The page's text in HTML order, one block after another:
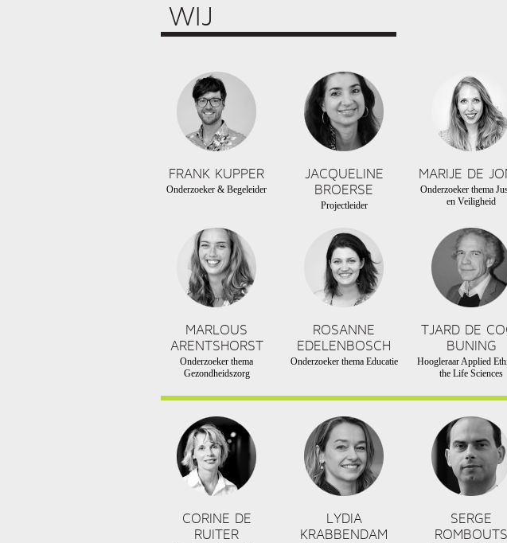
WIJ
FRANK KUPPER
Onderzoeker & Begeleider
JACQUELINE
BROERSE
Projectleider
MARIJE DE
Onderzoeker thema
en Veiligheid
MARLOUS
ARENTSHORST
Onderzoeker thema
Gezondheidszorg
ROSANNE
EDELENBOSCH
Onderzoeker thema Educatie
TJARD DE
BUNING
Hoogleraar Applied
the Life Sciences
CORINE DE
RUITER
LYDIA
KRABBENDAM
SERGE
ROMBOUTS